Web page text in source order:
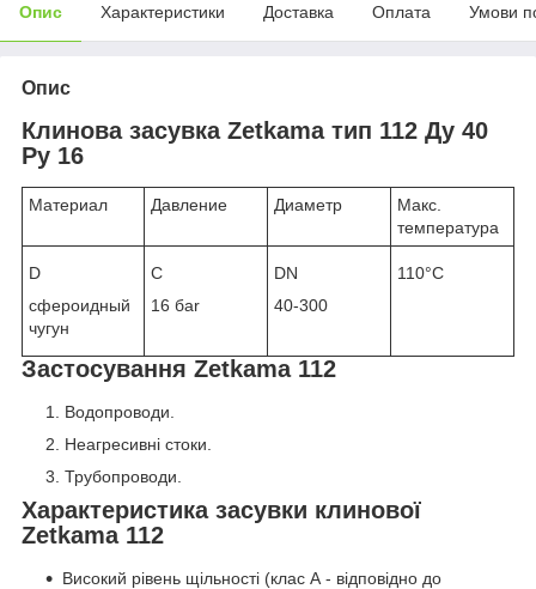
Опис Характеристики Доставка Оплата Умови
Опис
Клинова засувка Zetkama тип 112 Ду 40
Ру 16
Материал Давление Диаметр
Макс.
температура
D
сфероидный
чугун
С
16 баr
DN
40-300
110°C
Застосування Zetkama 112
Водопроводи.
Неагресивні стоки.
Трубопроводи.
Характеристика засувки клинової
Zetkama 112
Високий рівень щільності (клас А - відповідно до